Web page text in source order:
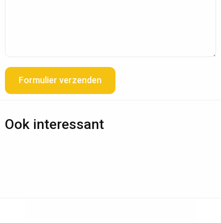
Formulier verzenden
Ook interessant